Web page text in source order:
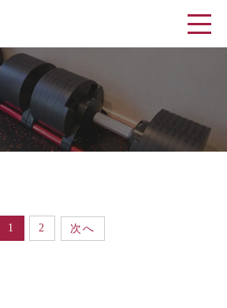
1 2 次へ